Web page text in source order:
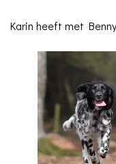
Karin heeft met